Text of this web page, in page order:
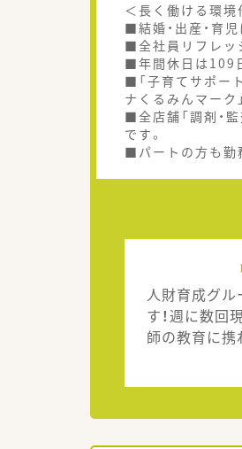
＜長く働ける環境
■結婚・出産・育
■全社員リフレッ
■年間休日は109
■「子育てサポー
ナくるみんマーク
■全店舗「調剤・
です。
■パートの方も勤
人財育成グル
す！週に数回
師の教育に携